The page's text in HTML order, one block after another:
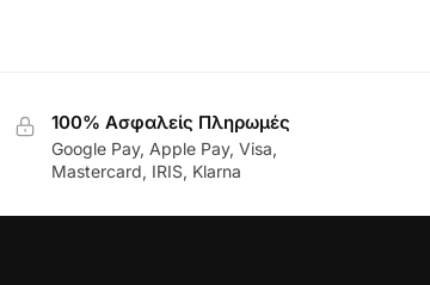
100% Ασφαλείς Πληρωμές
Google Pay, Apple Pay, Visa,
Mastercard, IRIS, Klarna